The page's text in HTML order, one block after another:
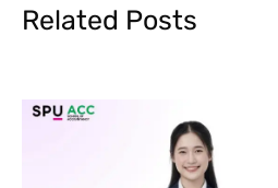
Related Posts